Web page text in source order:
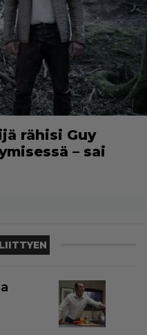
rähisi Guy
– sai